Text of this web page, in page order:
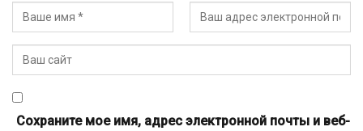
Сохраните мое имя, адрес электронной почты и веб-